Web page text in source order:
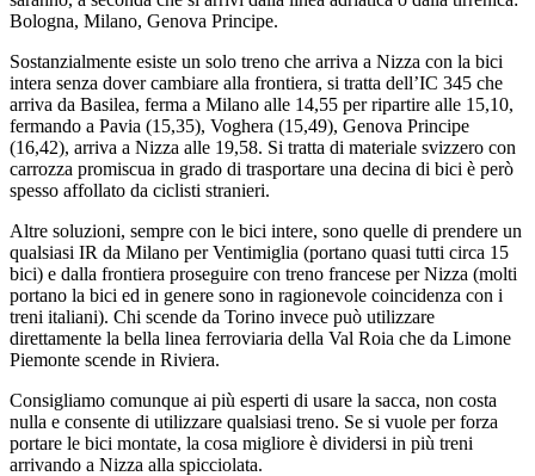
Bologna, Milano, Genova Principe.
Sostanzialmente esiste un solo treno che arriva a Nizza con la bici
intera senza dover cambiare alla frontiera, si tratta dell’IC 345 che
arriva da Basilea, ferma a Milano alle 14,55 per ripartire alle 15,10,
fermando a Pavia (15,35), Voghera (15,49), Genova Principe
(16,42), arriva a Nizza alle 19,58. Si tratta di materiale svizzero con
carrozza promiscua in grado di trasportare una decina di bici è però
spesso affollato da ciclisti stranieri.
Altre soluzioni, sempre con le bici intere, sono quelle di prendere un
qualsiasi IR da Milano per Ventimiglia (portano quasi tutti circa 15
bici) e dalla frontiera proseguire con treno francese per Nizza (molti
portano la bici ed in genere sono in ragionevole coincidenza con i
treni italiani). Chi scende da Torino invece può utilizzare
direttamente la bella linea ferroviaria della Val Roia che da Limone
Piemonte scende in Riviera.
Consigliamo comunque ai più esperti di usare la sacca, non costa
nulla e consente di utilizzare qualsiasi treno. Se si vuole per forza
portare le bici montate, la cosa migliore è dividersi in più treni
arrivando a Nizza alla spicciolata.